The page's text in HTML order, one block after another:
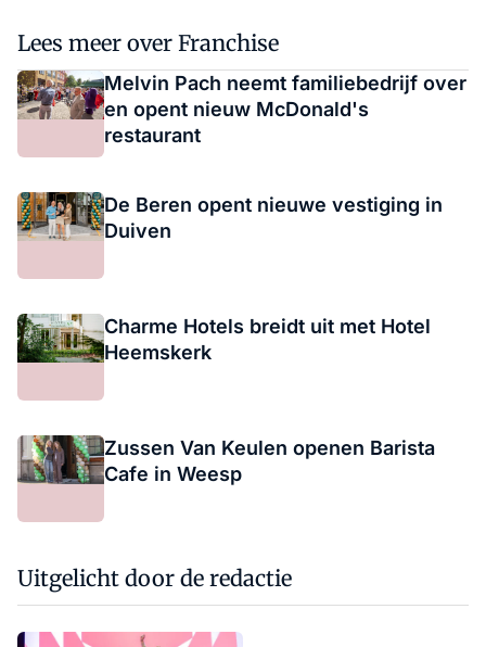
Lees meer over Franchise
Melvin Pach neemt familiebedrijf over
en opent nieuw McDonald's
restaurant
De Beren opent nieuwe vestiging in
Duiven
Charme Hotels breidt uit met Hotel
Heemskerk
Zussen Van Keulen openen Barista
Cafe in Weesp
Uitgelicht door de redactie